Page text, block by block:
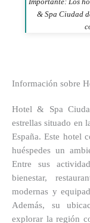
& Spa Ciudad
Información sobre
Hotel & Spa
estrellas situado en
España. Este hotel
huéspedes un
Entre sus
bienestar,
modernas y
Además, su
explorar la región